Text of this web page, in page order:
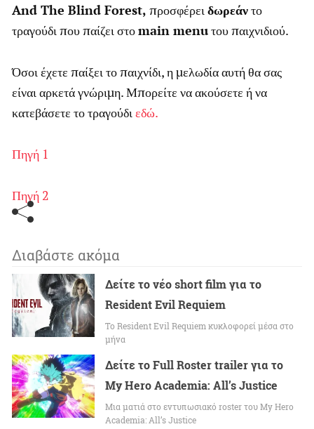
And The Blind Forest, προσφέρειδωρεάντο
τραγούδι που παίζει στοmain menuτου παιχνιδιού.
Όσοι έχετε παίξει το παιχνίδι, η μελωδία αυτή θα σας
είναι αρκετά γνώριμη. Μπορείτε να ακούσετε ή να
κατεβάσετε το τραγούδιεδώ.
Πηγή 1
Πηγή 2
Διαβάστε ακόμα
Δείτε το νέο short film για το
Resident Evil Requiem
To Resident Evil Requiem κυκλοφορεί μέσα στο
μήνα
Δείτε το Full Roster trailer για το
My Hero Academia: All’s Justice
Μια ματιά στο εντυπωσιακό roster του My Hero
Academia: All’s Justice